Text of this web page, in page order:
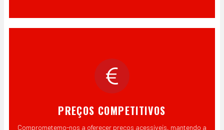
PREÇOS COMPETITIVOS
Comprometemo-nos a oferecer preços acessíveis, mantendo a